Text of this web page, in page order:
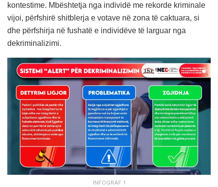
kontestime. Mbështetja nga individë me rekorde kriminale
vijoi, përfshirë shitblerja e votave në zona të caktuara, si
dhe përfshirja në fushatë e individëve të larguar nga
dekriminalizimi.
INFOGRAF 1